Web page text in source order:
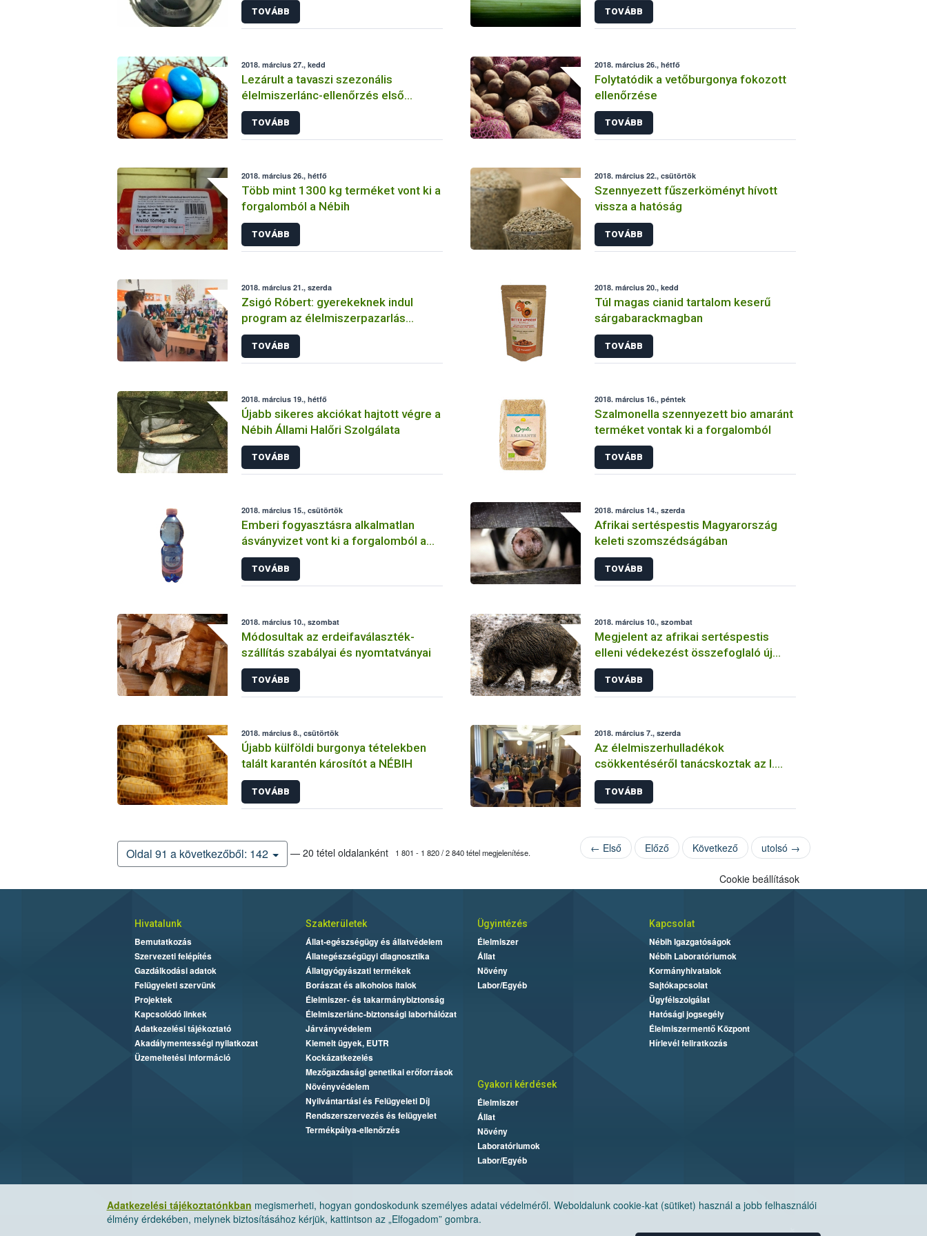
TOVÁBB TOVÁBB
2018. március 27., kedd
Lezárult a tavaszi szezonális
élelmiszerlánc-ellenőrzés első
időszaka
TOVÁBB
2018. március 26., hétfő
Folytatódik a vetőburgonya fokozott
ellenőrzése
TOVÁBB
2018. március 26., hétfő
Több mint 1300 kg terméket vont ki a
forgalomból a Nébih
TOVÁBB
2018. március 22., csütörtök
Szennyezett fűszerköményt hívott
vissza a hatóság
TOVÁBB
2018. március 21., szerda
Zsigó Róbert: gyerekeknek indul
program az élelmiszerpazarlás
csökkentésére
TOVÁBB
2018. március 20., kedd
Túl magas cianid tartalom keserű
sárgabarackmagban
TOVÁBB
2018. március 19., hétfő
Újabb sikeres akciókat hajtott végre a
Nébih Állami Halőri Szolgálata
TOVÁBB
2018. március 16., péntek
Szalmonella szennyezett bio amaránt
terméket vontak ki a forgalomból
TOVÁBB
2018. március 15., csütörtök
Emberi fogyasztásra alkalmatlan
ásványvizet vont ki a forgalomból a
Nébih
TOVÁBB
2018. március 14., szerda
Afrikai sertéspestis Magyarország
keleti szomszédságában
TOVÁBB
2018. március 10., szombat
Módosultak az erdeifaválaszték-
szállítás szabályai és nyomtatványai
TOVÁBB
2018. március 10., szombat
Megjelent az afrikai sertéspestis
elleni védekezést összefoglaló új
főállatorvosi határozat
TOVÁBB
2018. március 8., csütörtök
Újabb külföldi burgonya tételekben
talált karantén károsítót a NÉBIH
TOVÁBB
2018. március 7., szerda
Az élelmiszerhulladékok
csökkentéséről tanácskoztak az I.
Nébih Kerekasztal résztvevői
TOVÁBB
Oldal 91 a következőből: 142 — 20 tétel oldalanként 1 801 - 1 820 / 2 840 tétel megjelenítése. ← Első Előző Következő utolsó →
Adatkezelési tájékoztatónkban megismerheti, hogyan gondoskodunk személyes adatai védelméről. Weboldalunk cookie-kat (sütiket) használ a jobb felhasználói
élmény érdekében, melynek biztosításához kérjük, kattintson az „Elfogadom” gombra.
Cookie beállítások
Hivatalunk
Bemutatkozás
Szervezeti felépítés
Gazdálkodási adatok
Felügyeleti szervünk
Projektek
Kapcsolódó linkek
Adatkezelési tájékoztató
Akadálymentességi nyilatkozat
Üzemeltetési információ
Szakterületek
Állat-egészségügy és állatvédelem
Állategészségügyi diagnosztika
Állatgyógyászati termékek
Borászat és alkoholos italok
Élelmiszer- és takarmánybiztonság
Élelmiszerlánc-biztonsági laborhálózat
Járványvédelem
Kiemelt ügyek, EUTR
Kockázatkezelés
Mezőgazdasági genetikai erőforrások
Növényvédelem
Nyilvántartási és Felügyeleti Díj
Rendszerszervezés és felügyelet
Termékpálya-ellenőrzés
Ügyintézés
Élelmiszer
Állat
Növény
Labor/Egyéb
Kapcsolat
Nébih Igazgatóságok
Nébih Laboratóriumok
Kormányhivatalok
Sajtókapcsolat
Ügyfélszolgálat
Hatósági jogsegély
Élelmiszermentő Központ
Hírlevél feliratkozás
Gyakori kérdések
Élelmiszer
Állat
Növény
Laboratóriumok
Labor/Egyéb